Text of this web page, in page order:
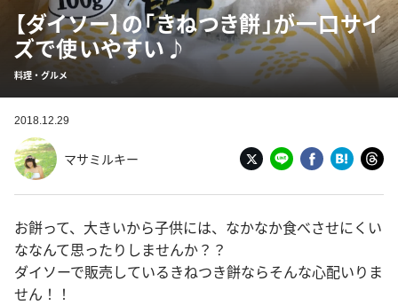
【ダイソー】の「きねつき餅」が一口サイ
ズで使いやすい♪
料理・グルメ
2018.12.29
マサミルキー
お餅って、大きいから子供には、なかなか食べさせにくい
ななんて思ったりしませんか？？
ダイソーで販売しているきねつき餅ならそんな心配いりま
せん！！